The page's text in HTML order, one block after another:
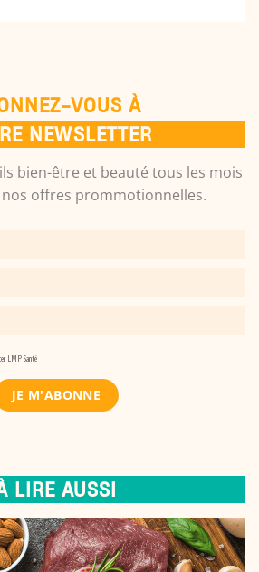
VOUS À
NEWSLETTER
bien-être et beauté tous les mois
offres prommotionnelles.
LMP Santé
LIRE AUSSI